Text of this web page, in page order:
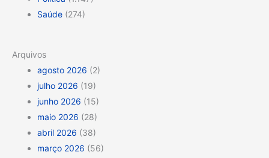
Saúde (274)
Arquivos
agosto 2026 (2)
julho 2026 (19)
junho 2026 (15)
maio 2026 (28)
abril 2026 (38)
março 2026 (56)